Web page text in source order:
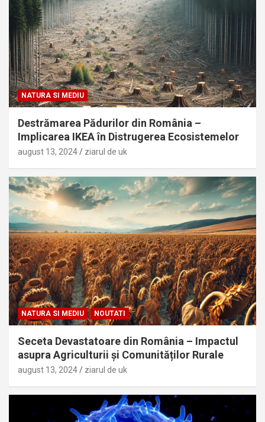
NATURA SI MEDIU
Destrămarea Pădurilor din România –
Implicarea IKEA în Distrugerea Ecosistemelor
august 13, 2024 ziarul de uk
NATURA SI MEDIU NOUTATI
Seceta Devastatoare din România – Impactul
asupra Agriculturii și Comunităților Rurale
august 13, 2024 ziarul de uk